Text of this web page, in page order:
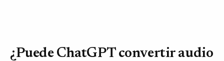
¿Puede ChatGPT convertir audio